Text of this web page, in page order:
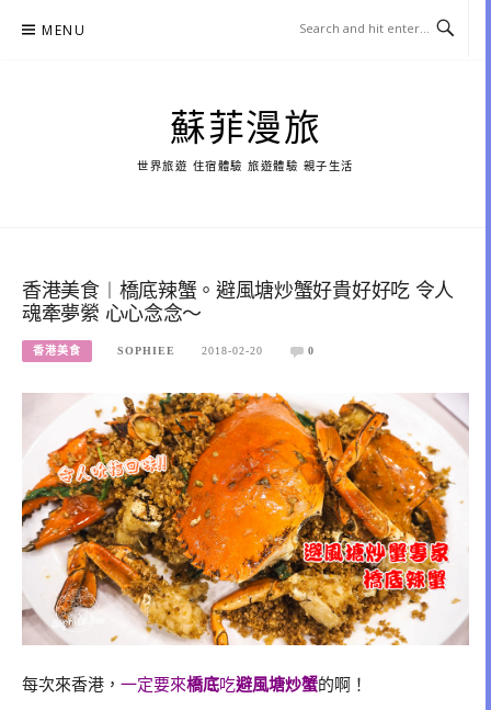
MENU
蘇菲漫旅
世界旅遊 住宿體驗 旅遊體驗 親子生活
香港美食︱橋底辣蟹。避風塘炒蟹好貴好好吃 令人
魂牽夢縈 心心念念～
香港美食 SOPHIEE 2018-02-20 0
每次來香港， 一定要來橋底吃避風塘炒蟹的啊！